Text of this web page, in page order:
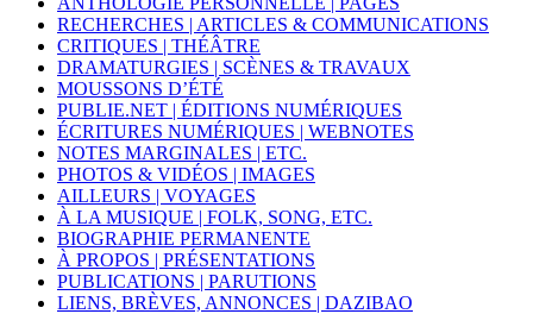
RECHERCHES | ARTICLES & COMMUNICATIONS
CRITIQUES | THÉÂTRE
DRAMATURGIES | SCÈNES & TRAVAUX
MOUSSONS D’ÉTÉ
PUBLIE.NET | ÉDITIONS NUMÉRIQUES
ÉCRITURES NUMÉRIQUES | WEBNOTES
NOTES MARGINALES | ETC.
PHOTOS & VIDÉOS | IMAGES
AILLEURS | VOYAGES
À LA MUSIQUE | FOLK, SONG, ETC.
BIOGRAPHIE PERMANENTE
À PROPOS | PRÉSENTATIONS
PUBLICATIONS | PARUTIONS
LIENS, BRÈVES, ANNONCES | DAZIBAO